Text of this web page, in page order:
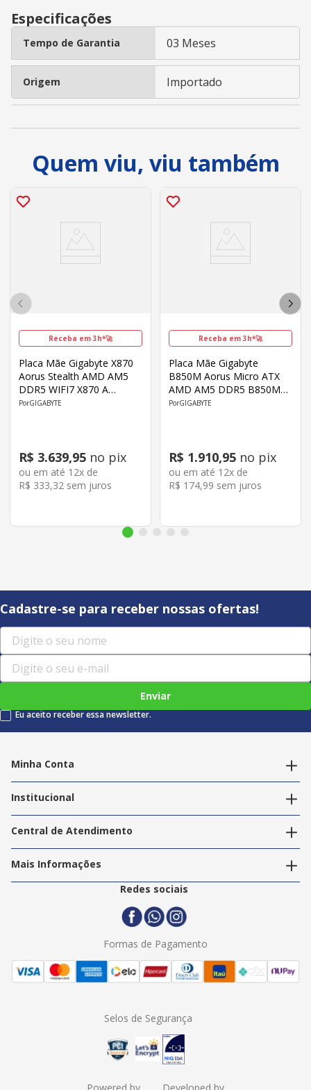
Especificações
Tempo de Garantia 03 Meses
Origem Importado
Quem viu, viu também
Receba em 3h*🚀
Placa Mãe Gigabyte X870
Aorus Stealth AMD AM5
DDR5 WIFI7 X870 A
STEALTH 1.0
GIGABYTE
R$ 3.639,95 no pix
ou em até 12x de
R$ 333,32 sem juros
Receba em 3h*🚀
Placa Mãe Gigabyte
B850M Aorus Micro ATX
AMD AM5 DDR5 B850M
EAGLE WF6E
GIGABYTE
R$ 1.910,95 no pix
ou em até 12x de
R$ 174,99 sem juros
Cadastre-se para receber nossas ofertas!
Enviar
Eu aceito receber essa newsletter.
Minha Conta
Editar endereços
Institucional
Nossas Lojas
Trabalhe Conosco
Central de Atendimento
Política de Privacidade
Termos e Condições
Politica de Entrega
Mais Informações
2ª Via Nota Fiscal
Redes sociais
Formas de Pagamento
Selos de Segurança